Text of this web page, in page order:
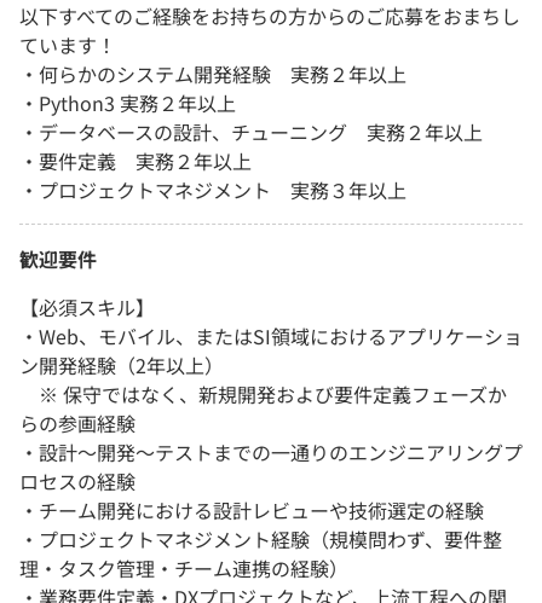
以下すべてのご経験をお持ちの方からのご応募をおまちし
ています！
・何らかのシステム開発経験 実務２年以上
・Python3 実務２年以上
・データベースの設計、チューニング 実務２年以上
・要件定義 実務２年以上
・プロジェクトマネジメント 実務３年以上
歓迎要件
【必須スキル】
・Web、モバイル、またはSI領域におけるアプリケーショ
ン開発経験（2年以上）
※ 保守ではなく、新規開発および要件定義フェーズか
らの参画経験
・設計〜開発〜テストまでの一通りのエンジニアリングプ
ロセスの経験
・チーム開発における設計レビューや技術選定の経験
・プロジェクトマネジメント経験（規模問わず、要件整
理・タスク管理・チーム連携の経験）